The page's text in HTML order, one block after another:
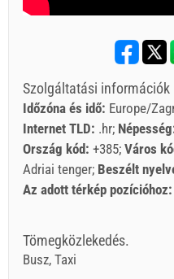
Szolgáltatási információk
Időzóna és idő: Europe/
Internet TLD: .hr
Ország kód: +385 Város
Adriai tenger Beszélt
Az adott térkép pozícióhoz:
Tömegközlekedés.
Busz, Taxi